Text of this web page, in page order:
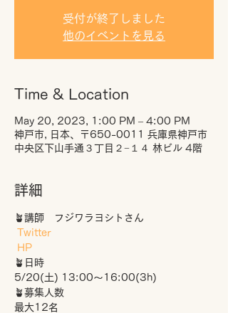
受付が終了しました
他のイベントを見る
Time & Location
May 20, 2023, 1:00 PM – 4:00 PM
神戸市, 日本、〒650-0011 兵庫県神戸市
中央区下山手通３丁目２−１４ 林ビル 4階
詳細
🪴講師　フジワラヨシトさん
Twitter
HP
🪴日時
5/20(土) 13:00～16:00(3h)
🪴募集人数
最大12名